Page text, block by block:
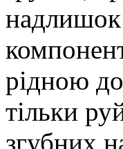
надлишок
рідною
тільки
згубних